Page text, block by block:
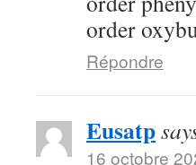
order
Répondre
Eusatp
16 octobre